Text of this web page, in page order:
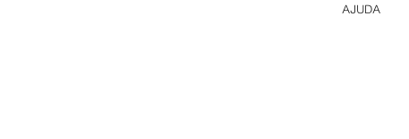
AJUDA